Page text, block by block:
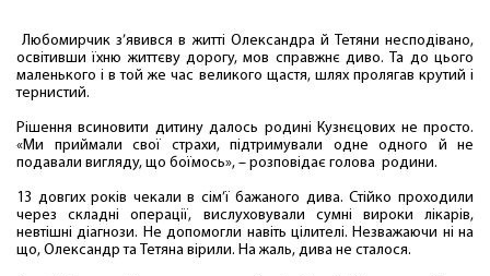
Любомирчик з’явився в житті Олександра й Тетяни несподівано,
освітивши їхню життєву дорогу, мов справжнє диво. Та до цього
маленького і в той же час великого щастя, шлях пролягав крутий і
тернистий.
Рішення всиновити дитину далось родині Кузнєцових не просто.
«Ми приймали свої страхи, підтримували одне одного й не
подавали вигляду, що боїмось», – розповідає голова родини.
13 довгих років чекали в сім’ї бажаного дива. Стійко проходили
через складні операції, вислуховували сумні вироки лікарів,
невтішні діагнози. Не допомогли навіть цілителі. Незважаючи ні на
що, Олександр та Тетяна вірили. На жаль, дива не сталося.